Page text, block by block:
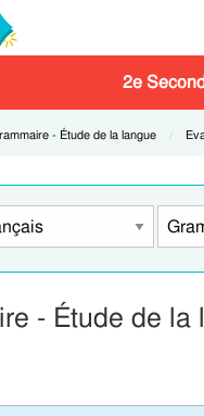
2e
- Étude de la langue
- Étude de la